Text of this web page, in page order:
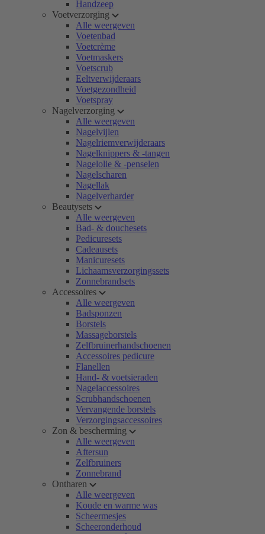
Handzeep
Voetverzorging
Alle weergeven
Voetenbad
Voetcrème
Voetmaskers
Voetscrub
Eeltverwijderaars
Voetgezondheid
Voetspray
Nagelverzorging
Alle weergeven
Nagelvijlen
Nagelriemverwijderaars
Nagelknippers & -tangen
Nagelolie & -penselen
Nagelscharen
Nagellak
Nagelverharder
Beautysets
Alle weergeven
Bad- & douchesets
Pedicuresets
Cadeausets
Manicuresets
Lichaamsverzorgingssets
Zonnebrandsets
Accessoires
Alle weergeven
Badsponzen
Borstels
Massageborstels
Zelfbruinerhandschoenen
Accessoires pedicure
Flanellen
Hand- & voetsieraden
Nagelaccessoires
Scrubhandschoenen
Vervangende borstels
Verzorgingsaccessoires
Zon & bescherming
Alle weergeven
Aftersun
Zelfbruiners
Zonnebrand
Ontharen
Alle weergeven
Koude en warme was
Scheermesjes
Scheeronderhoud